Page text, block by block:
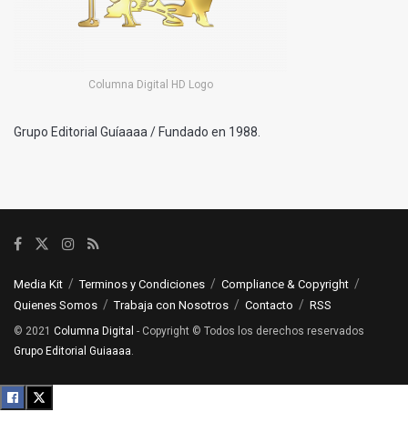
Columna Digital HD Logo
Grupo Editorial Guíaaaa / Fundado en 1988.
Media Kit Terminos y Condiciones
Compliance & Copyright
Quienes Somos
Trabaja con Nosotros Contacto RSS
© 2021 Columna Digital - Copyright © Todos los derechos reservados
Grupo Editorial Guiaaaa.